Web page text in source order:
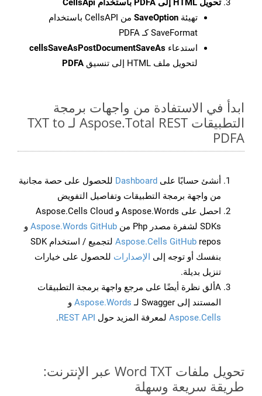
تحويل HTML إلى PDFA باستخدام CellsApi
تهيئة SaveOption
من CellsAPI باستخدام
SaveFormat كـ PDFA
استدعاء cellsSaveAsPostDocumentSaveAs
لتحويل ملف HTML إلى تنسيق
PDFA
ابدأ في الاستفادة من واجهات برمجة
التطبيقات Aspose.Total REST لـ TXT to
PDFA
أنشئ حسابًا على Dashboard للحصول على حصة مجانية
من واجهة برمجة التطبيقات وتفاصيل التفويض
احصل على Aspose.Words و Aspose.Cells Cloud
SDKs لشفرة مصدر Php من
Aspose.Words GitHub و
Aspose.Cells GitHub
repos لتجميع / استخدام SDK
بنفسك أو توجه إلى الإصدارات للحصول على خيارات
تنزيل بديلة.
Aألق نظرة أيضًا على مرجع واجهة برمجة التطبيقات
المستند إلى Swagger لـ
Aspose.Words و
Aspose.Cells لمعرفة المزيد حول REST API
.
تحويل ملفات Word TXT عبر الإنترنت:
طريقة سريعة وسهلة